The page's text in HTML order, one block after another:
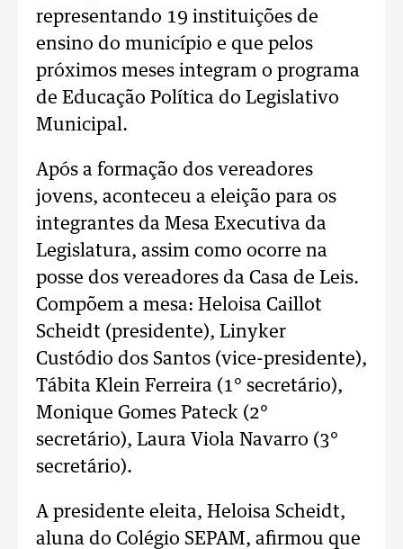
representando 19 instituições de
ensino do município e que pelos
próximos meses integram o programa
de Educação Política do Legislativo
Municipal.
Após a formação dos vereadores
jovens, aconteceu a eleição para os
integrantes da Mesa Executiva da
Legislatura, assim como ocorre na
posse dos vereadores da Casa de Leis.
Compõem a mesa: Heloisa Caillot
Scheidt (presidente), Linyker
Custódio dos Santos (vice-presidente),
Tábita Klein Ferreira (1° secretário),
Monique Gomes Pateck (2°
secretário), Laura Viola Navarro (3°
secretário).
A presidente eleita, Heloisa Scheidt,
aluna do Colégio SEPAM, afirmou que